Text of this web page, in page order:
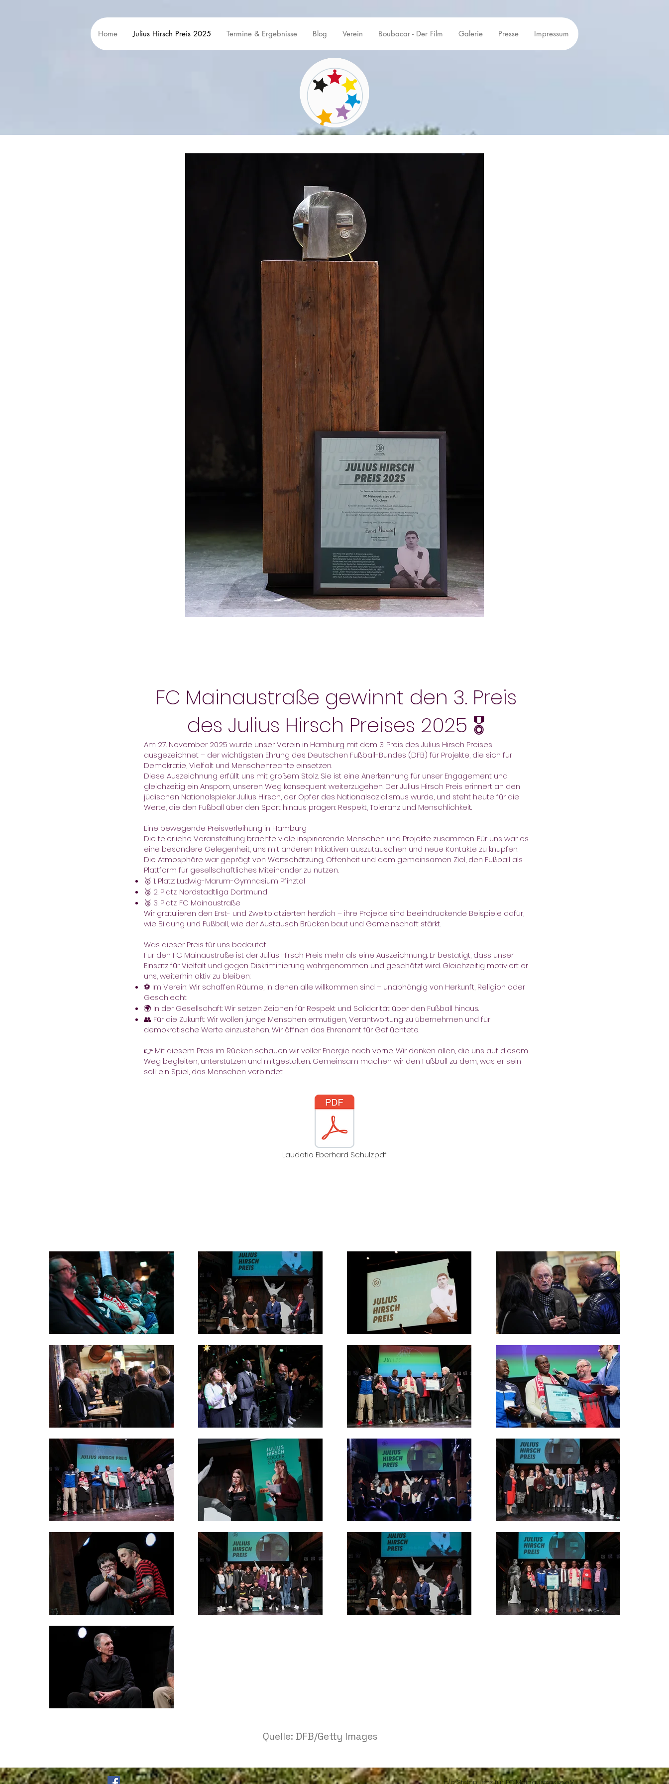
Home Julius Hirsch Preis 2025 Termine & Ergebnisse Blog Verein Boubacar - Der Film Galerie Presse Impressum
FC Mainaustraße gewinnt den 3. Preis
des Julius Hirsch Preises 2025 🎖️
Am 27. November 2025 wurde unser Verein in Hamburg mit dem 3. Preis des Julius Hirsch Preises
ausgezeichnet – der wichtigsten Ehrung des Deutschen Fußball-Bundes (DFB) für Projekte, die sich für
Demokratie, Vielfalt und Menschenrechte einsetzen.
Diese Auszeichnung erfüllt uns mit großem Stolz. Sie ist eine Anerkennung für unser Engagement und
gleichzeitig ein Ansporn, unseren Weg konsequent weiterzugehen. Der Julius Hirsch Preis erinnert an den
jüdischen Nationalspieler Julius Hirsch, der Opfer des Nationalsozialismus wurde, und steht heute für die
Werte, die den Fußball über den Sport hinaus prägen: Respekt, Toleranz und Menschlichkeit.
Eine bewegende Preisverleihung in Hamburg
Die feierliche Veranstaltung brachte viele inspirierende Menschen und Projekte zusammen. Für uns war es
eine besondere Gelegenheit, uns mit anderen Initiativen auszutauschen und neue Kontakte zu knüpfen.
Die Atmosphäre war geprägt von Wertschätzung, Offenheit und dem gemeinsamen Ziel, den Fußball als
Plattform für gesellschaftliches Miteinander zu nutzen.
🥇 1. Platz: Ludwig-Marum-Gymnasium Pfinztal
🥈 2. Platz: Nordstadtliga Dortmund
🥉 3. Platz: FC Mainaustraße
Wir gratulieren den Erst- und Zweitplatzierten herzlich – ihre Projekte sind beeindruckende Beispiele dafür,
wie Bildung und Fußball, wie der Austausch Brücken baut und Gemeinschaft stärkt.
Was dieser Preis für uns bedeutet
Für den FC Mainaustraße ist der Julius Hirsch Preis mehr als eine Auszeichnung. Er bestätigt, dass unser
Einsatz für Vielfalt und gegen Diskriminierung wahrgenommen und geschätzt wird. Gleichzeitig motiviert er
uns, weiterhin aktiv zu bleiben:
⚽ Im Verein: Wir schaffen Räume, in denen alle willkommen sind – unabhängig von Herkunft, Religion oder
Geschlecht.
🌍 In der Gesellschaft: Wir setzen Zeichen für Respekt und Solidarität über den Fußball hinaus.
👥 Für die Zukunft: Wir wollen junge Menschen ermutigen, Verantwortung zu übernehmen und für
demokratische Werte einzustehen. Wir öffnen das Ehrenamt für Geflüchtete.
👉 Mit diesem Preis im Rücken schauen wir voller Energie nach vorne. Wir danken allen, die uns auf diesem
Weg begleiten, unterstützen und mitgestalten. Gemeinsam machen wir den Fußball zu dem, was er sein
soll: ein Spiel, das Menschen verbindet.
Laudatio Eberhard Schulz.pdf
Quelle: DFB/Getty Images